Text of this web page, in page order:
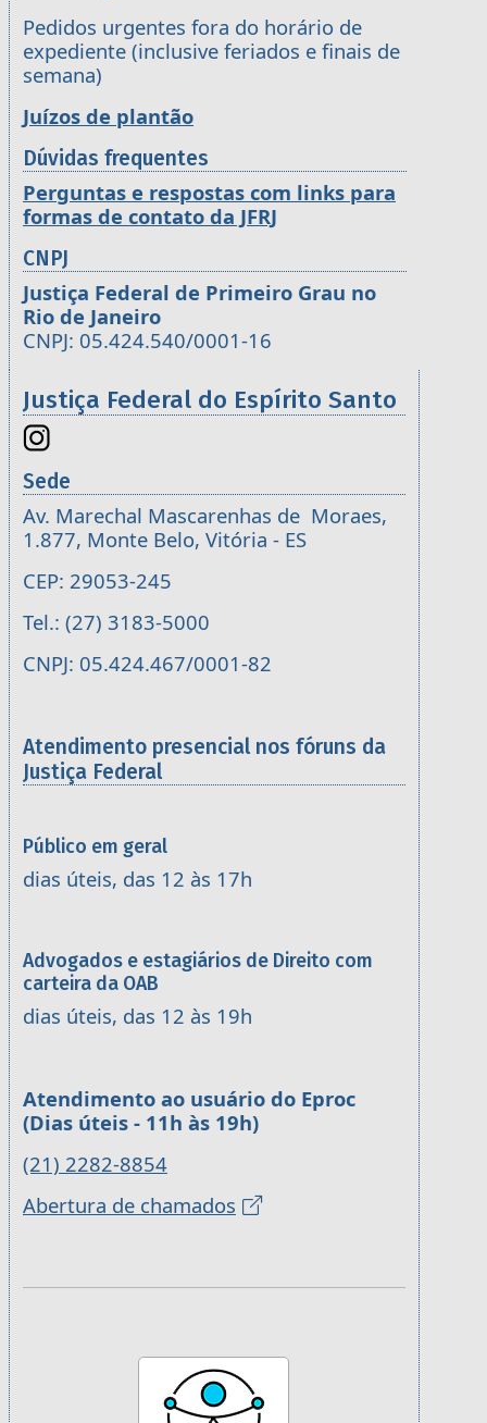
Pedidos urgentes fora do horário de
expediente (inclusive feriados e finais de
semana)
Juízos de plantão
Dúvidas frequentes
Perguntas e respostas com links para
formas de contato da JFRJ
CNPJ
Justiça Federal de Primeiro Grau no
Rio de Janeiro
CNPJ: 05.424.540/0001-16
Justiça Federal do Espírito Santo
Sede
Av. Marechal Mascarenhas de Moraes,
1.877, Monte Belo, Vitória - ES
CEP: 29053-245
Tel.: (27) 3183-5000
CNPJ: 05.424.467/0001-82
Atendimento presencial nos fóruns da
Justiça Federal
Público em geral
dias úteis, das 12 às 17h
Advogados e estagiários de Direito com
carteira da OAB
dias úteis, das 12 às 19h
Atendimento ao usuário do Eproc
(Dias úteis - 11h às 19h)
(21) 2282-8854
Abertura de chamados